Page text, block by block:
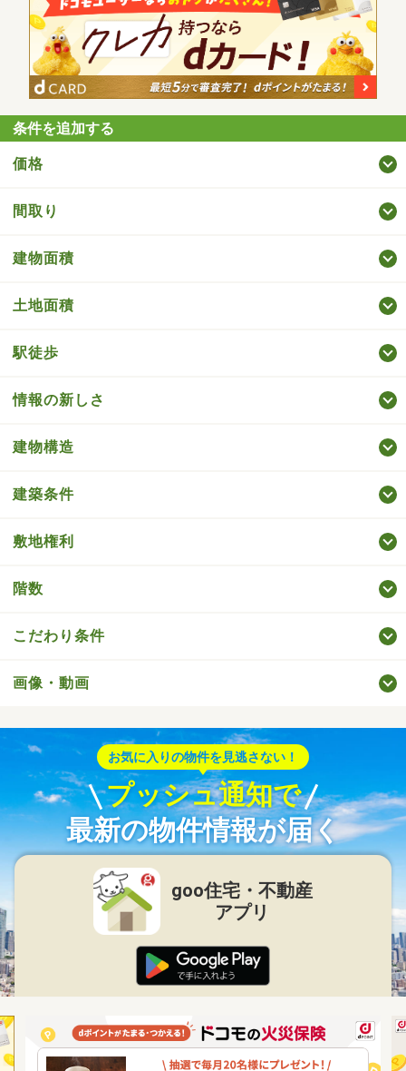
条件を追加する
価格
間取り
建物面積
土地面積
駅徒歩
情報の新しさ
建物構造
建築条件
敷地権利
階数
こだわり条件
画像・動画
お気に入りの物件を見逃さない！
プッシュ通知で
最新の物件情報が届く
goo住宅・不動産
アプリ